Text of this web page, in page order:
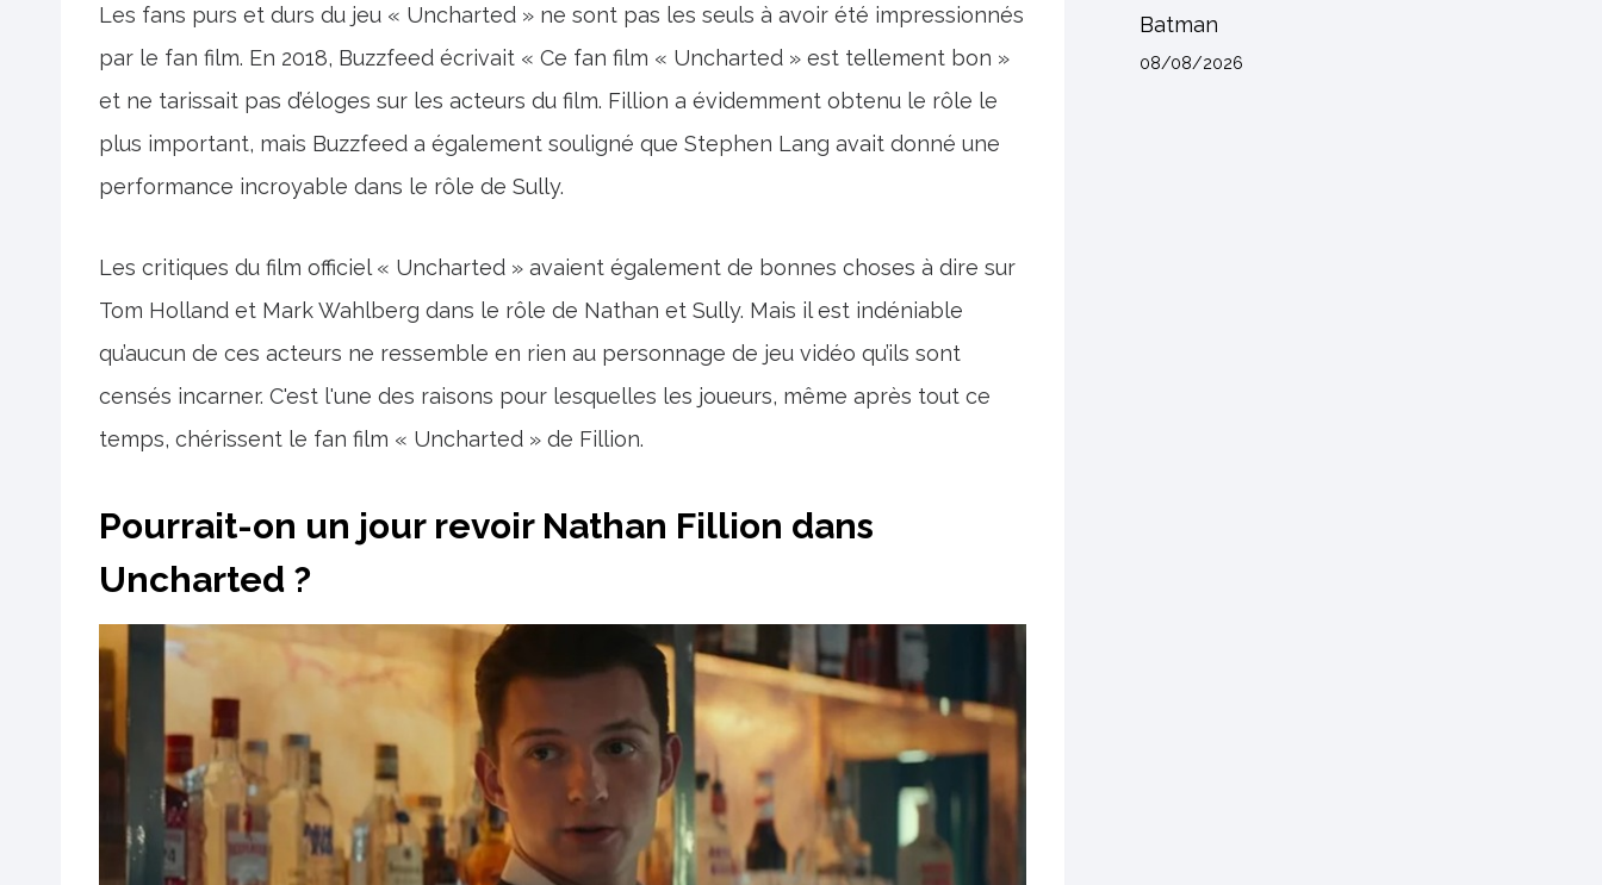
Les fans purs et durs du jeu « Uncharted » ne sont pas les seuls à avoir été impressionnés
par le fan film. En 2018, Buzzfeed écrivait « Ce fan film « Uncharted » est tellement bon »
et ne tarissait pas d’éloges sur les acteurs du film. Fillion a évidemment obtenu le rôle le
plus important, mais Buzzfeed a également souligné que Stephen Lang avait donné une
performance incroyable dans le rôle de Sully.
Les critiques du film officiel « Uncharted » avaient également de bonnes choses à dire sur
Tom Holland et Mark Wahlberg dans le rôle de Nathan et Sully. Mais il est indéniable
qu’aucun de ces acteurs ne ressemble en rien au personnage de jeu vidéo qu’ils sont
censés incarner. C'est l'une des raisons pour lesquelles les joueurs, même après tout ce
temps, chérissent le fan film « Uncharted » de Fillion.
Pourrait-on un jour revoir Nathan Fillion dans
Uncharted ?
Batman
08/08/2026